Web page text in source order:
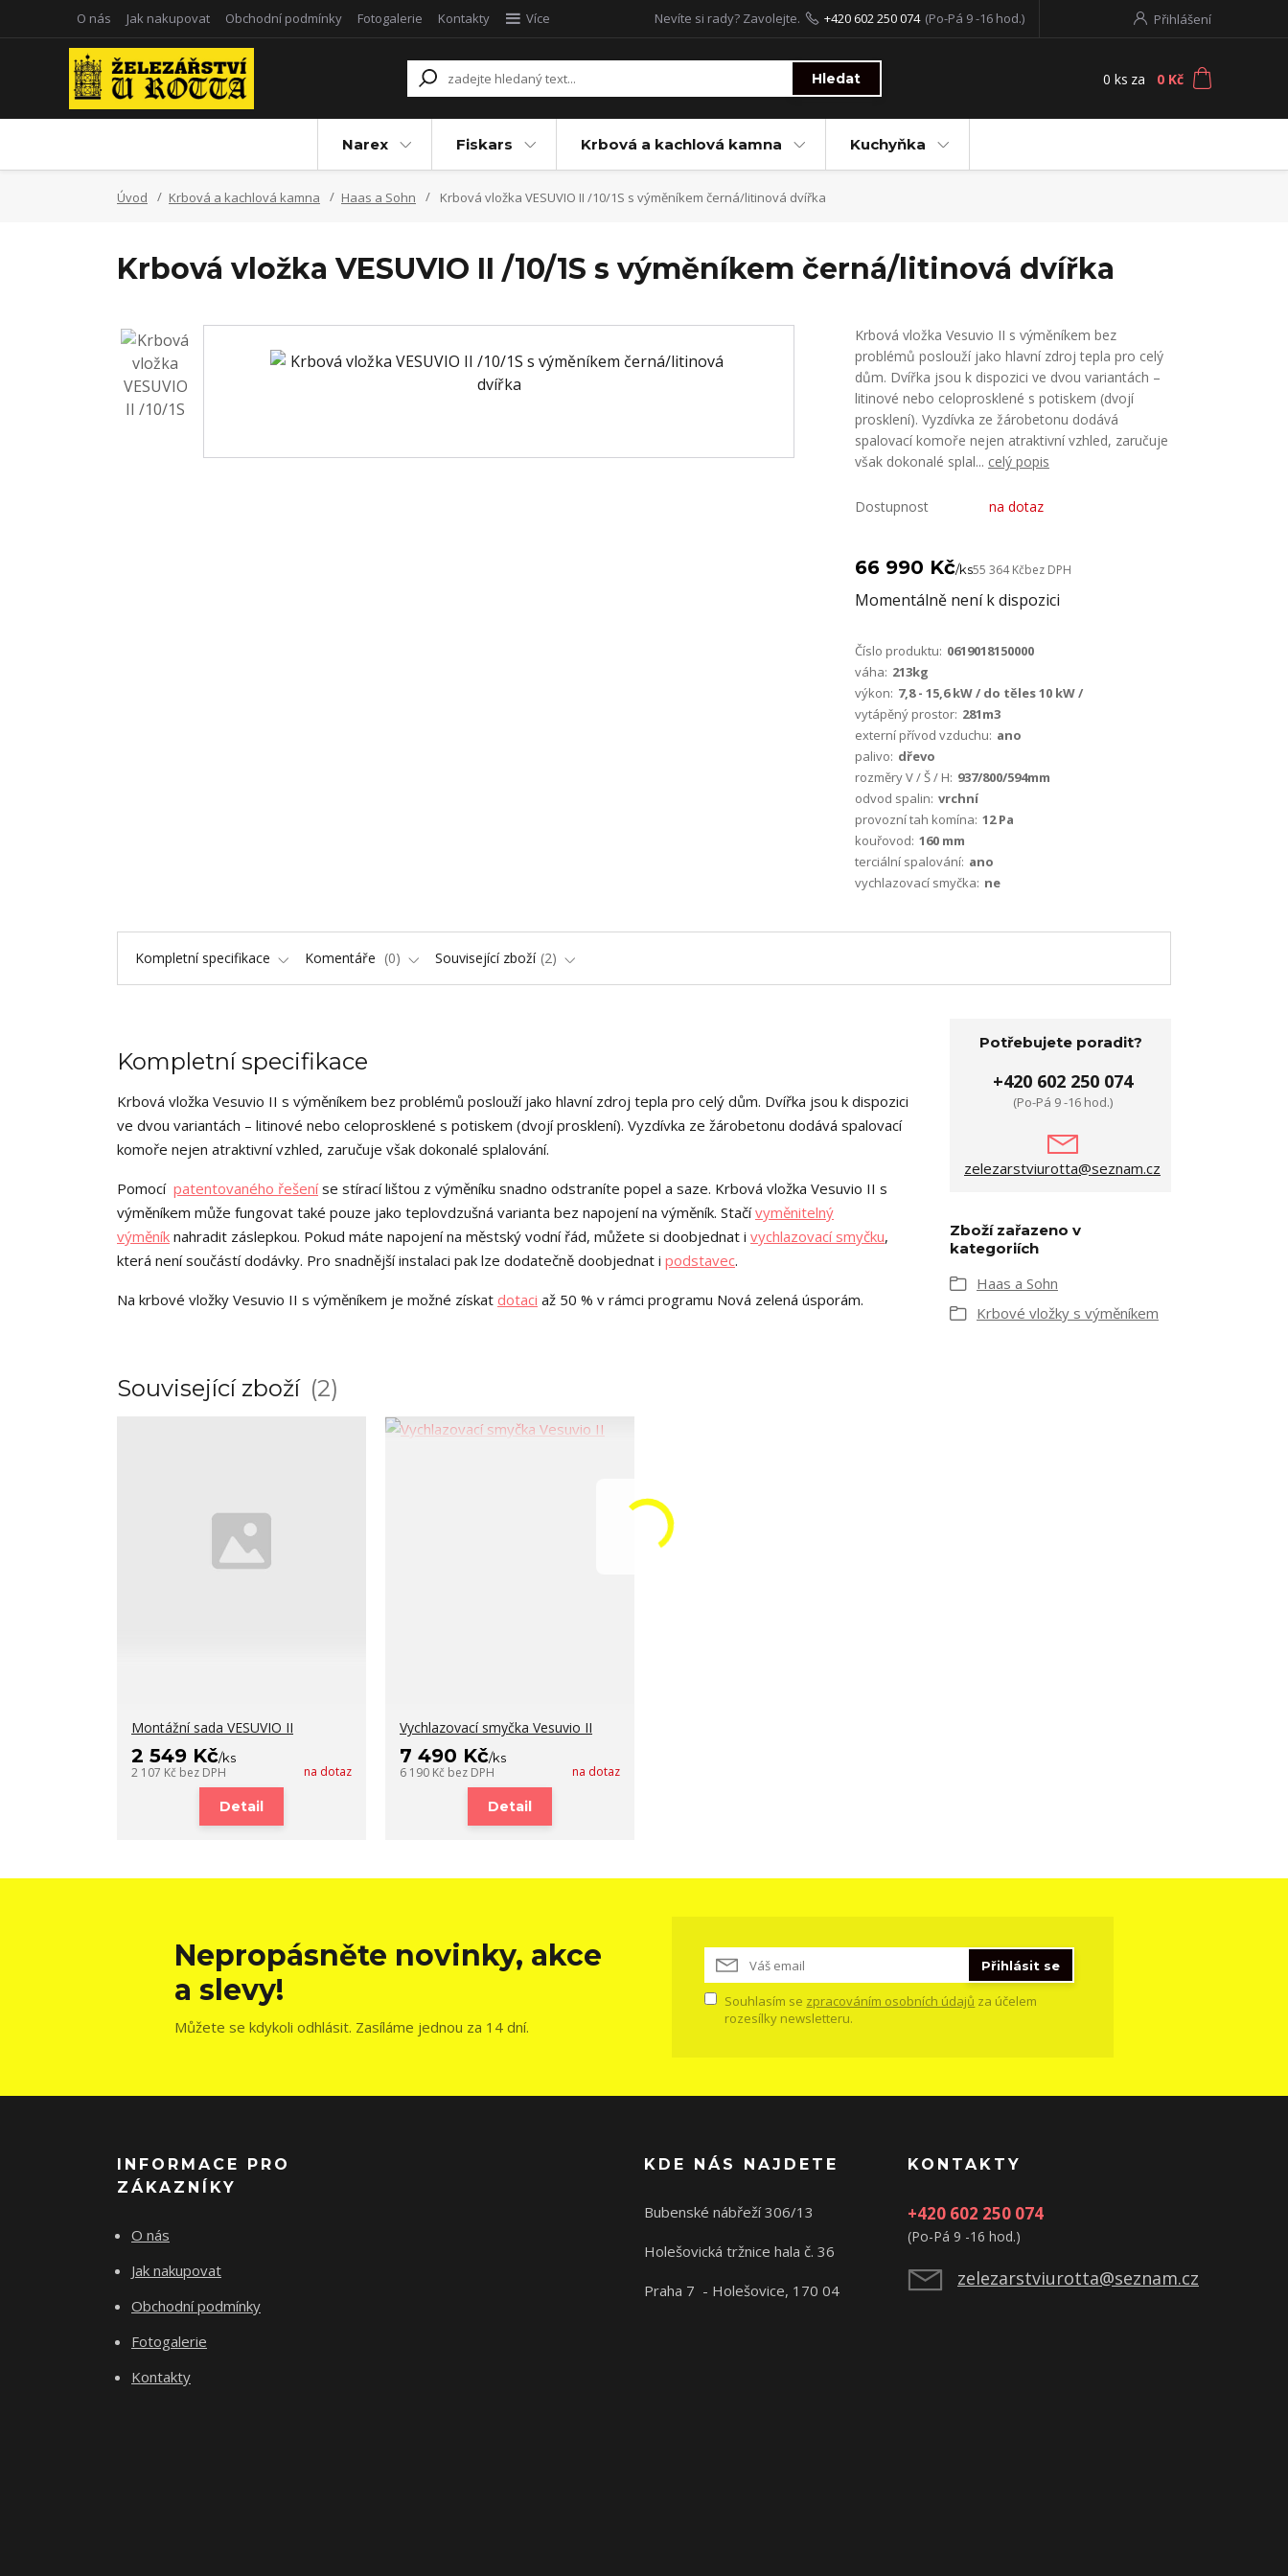
O nás Jak nakupovat Obchodní podmínky Fotogalerie Kontakty Více Přihlášení
Hledat
Nevíte si rady? Zavolejte. +420 602 250 074 (Po-Pá 9 -16 hod.)
0 ks za 0 Kč
Narex Fiskars Krbová a kachlová kamna Kuchyňka
Úvod Krbová a kachlová kamna Haas a Sohn Krbová vložka VESUVIO II /10/1S s výměníkem černá/litinová dvířka
Krbová vložka VESUVIO II /10/1S s výměníkem černá/litinová dvířka
Krbová vložka Vesuvio II s výměníkem bez
problémů poslouží jako hlavní zdroj tepla pro celý
dům. Dvířka jsou k dispozici ve dvou variantách –
litinové nebo celoprosklené s potiskem (dvojí
prosklení). Vyzdívka ze žárobetonu dodává
spalovací komoře nejen atraktivní vzhled, zaručuje
však dokonalé splal... celý popis
Dostupnost na dotaz
66 990 Kč/ks55 364 Kčbez DPH
Momentálně není k dispozici
Číslo produktu: 0619018150000
váha: 213kg
výkon: 7,8 - 15,6 kW / do těles 10 kW /
vytápěný prostor: 281m3
externí přívod vzduchu: ano
palivo: dřevo
rozměry V / Š / H: 937/800/594mm
odvod spalin: vrchní
provozní tah komína: 12 Pa
kouřovod: 160 mm
terciální spalování: ano
vychlazovací smyčka: ne
Kompletní specifikace Komentáře 0 Související zboží 2
Kompletní specifikace
Krbová vložka Vesuvio II s výměníkem bez problémů poslouží jako hlavní zdroj tepla pro celý dům. Dvířka jsou k dispozici
ve dvou variantách – litinové nebo celoprosklené s potiskem (dvojí prosklení). Vyzdívka ze žárobetonu dodává spalovací
komoře nejen atraktivní vzhled, zaručuje však dokonalé splalování.
Pomocí patentovaného řešeníse stírací lištou z výměníku snadno odstraníte popel a saze. Krbová vložka Vesuvio II s
výměníkem může fungovat také pouze jako teplovdzušná varianta bez napojení na výměník. Stačívyměnitelný
výměník nahradit záslepkou. Pokud máte napojení na městský vodní řád, můžete si doobjednat i vychlazovací smyčku,
která není součástí dodávky. Pro snadnější instalaci pak lze dodatečně doobjednat i podstavec.
Na krbové vložky Vesuvio II s výměníkem je možné získat dotaci až 50 % v rámci programu Nová zelená úsporám.
Potřebujete poradit?
+420 602 250 074
(Po-Pá 9 -16 hod.)
zelezarstviurotta@seznam.cz
Zboží zařazeno v
kategoriích
Haas a Sohn
Krbové vložky s výměníkem
Související zboží 2
Montážní sada VESUVIO II
2 549 Kč/ks
2 107 Kč bez DPH na dotaz
Detail
Vychlazovací smyčka Vesuvio II
7 490 Kč/ks
6 190 Kč bez DPH na dotaz
Detail
Nepropásněte novinky, akce
a slevy!
Můžete se kdykoli odhlásit. Zasíláme jednou za 14 dní.
Přihlásit se
Souhlasím se zpracováním osobních údajů za účelem
rozesílky newsletteru.
INFORMACE PRO
ZÁKAZNÍKY
O nás
Jak nakupovat
Obchodní podmínky
Fotogalerie
Kontakty
KDE NÁS NAJDETE
Bubenské nábřeží 306/13
Holešovická tržnice hala č. 36
Praha 7 - Holešovice, 170 04
KONTAKTY
+420 602 250 074
(Po-Pá 9 -16 hod.)
zelezarstviurotta@seznam.cz